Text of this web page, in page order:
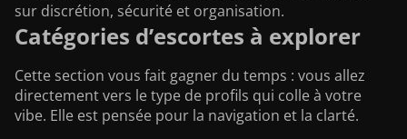
sur discrétion, sécurité et organisation.
Catégories d’escortes à explorer
Cette section vous fait gagner du temps : vous allez
directement vers le type de profils qui colle à votre
vibe. Elle est pensée pour la navigation et la clarté.